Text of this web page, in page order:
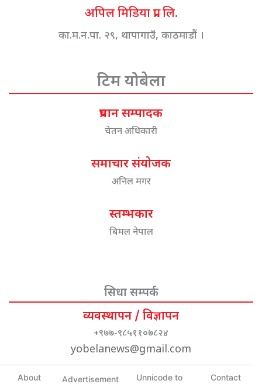
अपिल मिडिया प्रा. लि.
का.म.न.पा. २९, थापागाउँ, काठमाडौं ।
टिम योबेला
प्रधान सम्पादक
चेतन अधिकारी
समाचार संयोजक
अनिल मगर
स्तम्भकार
बिमल नेपाल
सिधा सम्पर्क
व्यवस्थापन / विज्ञापन
+९७७-९८५११०७८२४
yobelanews@gmail.com
About Advertisement Unnicode to Contact